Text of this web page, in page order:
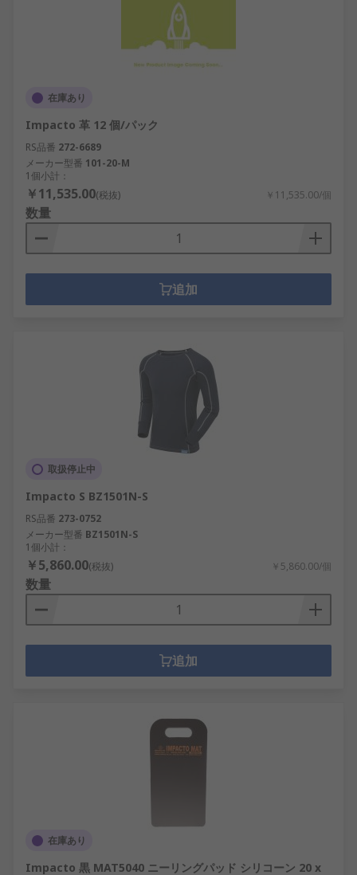
在庫あり
Impacto 革 12 個/パック
RS品番 272-6689
メーカー型番 101-20-M
1個小計：
￥11,535.00(税抜) ￥11,535.00/個
数量
追加
取扱停止中
Impacto S BZ1501N-S
RS品番 273-0752
メーカー型番 BZ1501N-S
1個小計：
￥5,860.00(税抜) ￥5,860.00/個
数量
追加
在庫あり
Impacto 黒 MAT5040 ニーリングパッド シリコーン 20 x